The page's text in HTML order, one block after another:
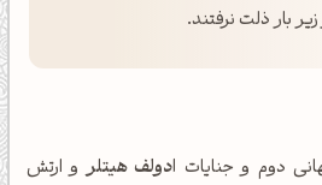
بار ذلت نرفتند.
دوم و جنایات ادولف هیتلرو ارتش